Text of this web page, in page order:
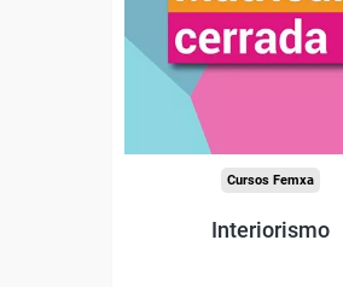
Cursos Femxa
Interiorismo